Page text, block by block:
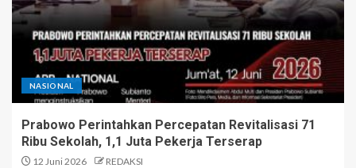
NASIONAL
Prabowo Perintahkan Percepatan Revitalisasi 71
Ribu Sekolah, 1,1 Juta Pekerja Terserap
12 Juni 2026 REDAKSI